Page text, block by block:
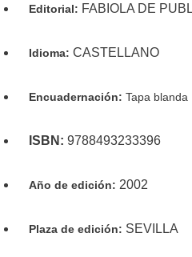
Editorial: FABIOLA DE
Idioma: CASTELLANO
Encuadernación: Tapa blanda
ISBN: 9788493233396
Año de edición: 2002
Plaza de edición: SEVILLA